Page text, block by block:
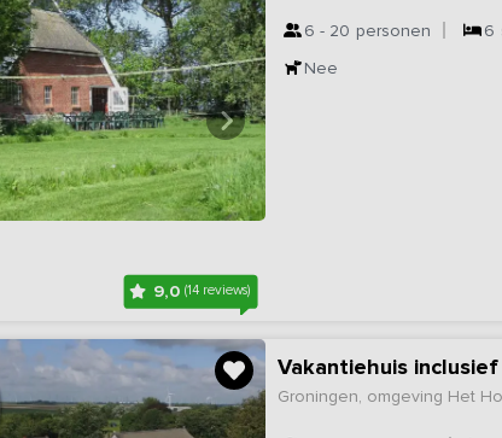
9,0(14 reviews)
6 - 20 personen 6
Nee
Groningen, omgeving Het